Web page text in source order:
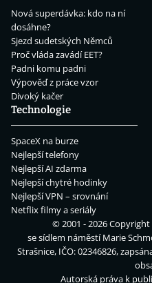
Nová superdávka: kdo na ní
dosáhne?
Sjezd sudetských Němců
Proč vláda zavádí EET?
Padni komu padni
Výpověď z práce vzor
Divoký kačer
Technologie
SpaceX na burze
Nejlepší telefony
Nejlepší AI zdarma
Nejlepší chytré hodinky
Nejlepší VPN – srovnání
Netflix filmy a seriály
© 2001 - 2026 Copyright
se sídlem náměstí Marie
Strašnice, IČO: 02346826,
Autorská práva k